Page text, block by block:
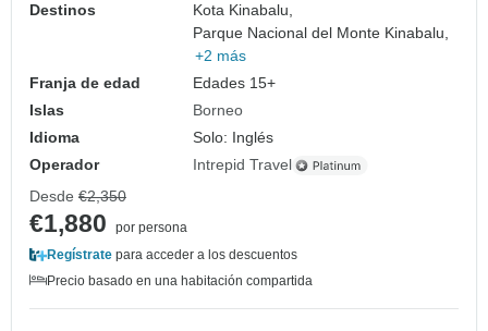
Destinos
Kota Kinabalu,
Parque Nacional del Monte Kinabalu,
+2 más
Franja de edad
Edades 15+
Islas
Borneo
Idioma
Solo: Inglés
Operador
Intrepid Travel
Desde €2,350
€1,880
por persona
Regístrate para acceder a los descuentos
Precio basado en una habitación compartida